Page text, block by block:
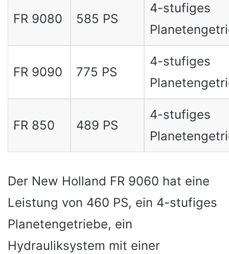
FR 9080 585 PS
4-stufiges
FR 9090 775 PS
4-stufiges
FR 850 489 PS
4-stufiges
Der New Holland FR 9060 hat eine
Leistung von 460 PS, ein 4-stufiges
Planetengetriebe, ein
Hydrauliksystem mit einer